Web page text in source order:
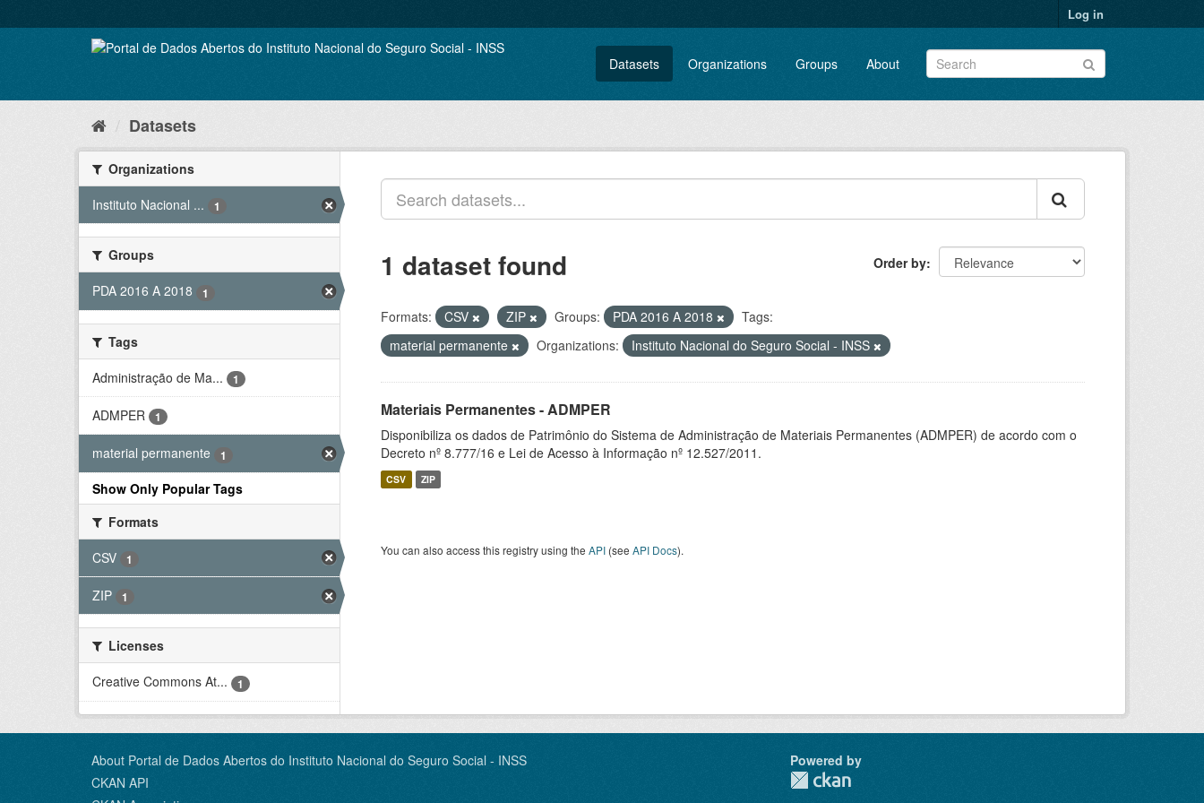
to
Log in
Datasets Organizations Groups About
Datasets
Organizations
Instituto Nacional ...
1
Groups
PDA 2016 A 2018
1
Tags
Administração de Ma...
1
ADMPER 1
material permanente 1
Show Only Popular Tags
Formats
CSV
1
ZIP 1
Licenses
Creative Commons At...
1
Order by
1 dataset found
Formats: CSV ZIP Groups: PDA 2016 A 2018
Tags:
material permanente
Organizations: Instituto Nacional do Seguro Social - INSS
Materiais Permanentes - ADMPER
Disponibiliza os dados de Patrimônio do Sistema de Administração de Materiais Permanentes (ADMPER) de acordo com o
Decreto nº 8.777/16 e Lei de Acesso à Informação nº 12.527/2011.
CSV ZIP
You can also access this registry using the API (see API Docs).
About Portal de Dados Abertos do Instituto Nacional do Seguro Social - INSS
CKAN API
Powered by